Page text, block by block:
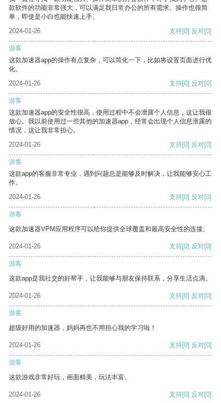
款软件的功能非常强大，可以满足我日常办公的所有需求。操作也很简
单，即使是小白也能快速上手。
2024-01-26
支持[0] 反对[0]
游客
这款加速器app的操作有点复杂，可以简化一下，比如将设置页面进行优
化。
2024-01-26
支持[0] 反对[0]
游客
这款加速器app的安全性很高，使用过程中不会泄露个人信息，这让我很
放心。我以前使用过一些其他的加速器app，经常会出现个人信息泄露的
情况，这让我非常担心。
2024-01-26
支持[0] 反对[0]
游客
这款app的客服非常专业，遇到问题总是能够及时解决，让我能够安心工
作。
2024-01-26
支持[0] 反对[0]
游客
这款加速器VPM应用程序可以给你提供全球覆盖和最高安全性的连接。
2024-01-26 支持[0] 反对[0]
游客
这款app是我社交的好帮手，让我能够与朋友保持联系，分享生活点滴。
2024-01-26 支持[0] 反对[0]
游客
超级好用的加速器，妈妈再也不用担心我的学习啦！
2024-01-26 支持[0] 反对[0]
游客
这款游戏非常好玩，画面精美，玩法丰富。
2024-01-26 支持[0] 反对[0]